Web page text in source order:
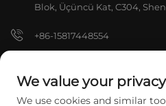
Blok, Üçüncü Kat, C304,
+86-15817448554
We value your privacy
We use cookies and similar